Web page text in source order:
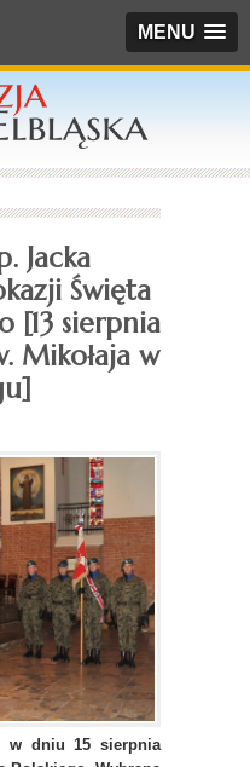
MENU
Jacka
Święta
[13 sierpnia
Mikołaja w
w dniu 15 sierpnia